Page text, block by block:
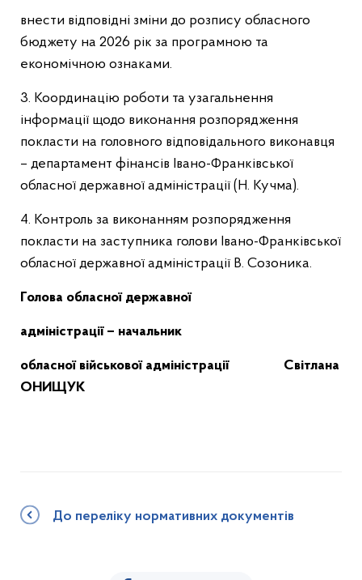
внести відповідні зміни до розпису обласного
бюджету на 2026 рік за програмною та
економічною ознаками.
3. Координацію роботи та узагальнення
інформації щодо виконання розпорядження
покласти на головного відповідального виконавця
– департамент фінансів Івано-Франківської
обласної державної адміністрації (Н. Кучма).
4. Контроль за виконанням розпорядження
покласти на заступника голови Івано-Франківської
обласної державної адміністрації В. Созоника.
Голова обласної державної
адміністрації – начальник
обласної військової адміністрації Світлана
ОНИЩУК
До переліку нормативних документів